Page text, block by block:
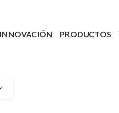
INNOVACIÓN PRODUCTOS